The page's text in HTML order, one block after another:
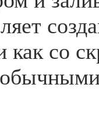
как со